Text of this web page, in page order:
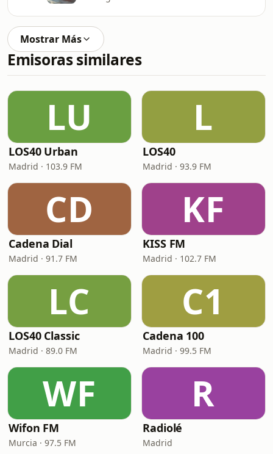
Mostrar Más
Emisoras similares
LU
LOS40 Urban
Madrid · 103.9 FM
L
LOS40
Madrid · 93.9 FM
CD
Cadena Dial
Madrid · 91.7 FM
KF
KISS FM
Madrid · 102.7 FM
LC
LOS40 Classic
Madrid · 89.0 FM
C1
Cadena 100
Madrid · 99.5 FM
WF
Wifon FM
Murcia · 97.5 FM
R
Radiolé
Madrid